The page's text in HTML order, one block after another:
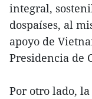
integral,
dospaíses, al
apoyo de
Presidencia de
Por otro lado,